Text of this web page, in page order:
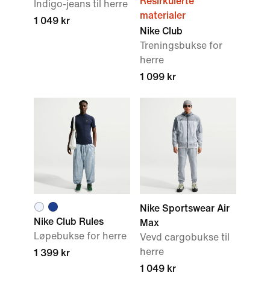
Indigo-jeans til herre
1 049 kr
materialer
Nike Club
Treningsbukse for
herre
1 099 kr
Nike Club Rules
Løpebukse for herre
1 399 kr
Nike Sportswear Air
Max
Vevd cargobukse til
herre
1 049 kr